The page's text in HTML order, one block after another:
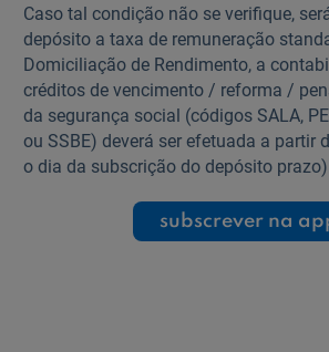
Caso tal condição não se verifique,
depósito a taxa de remuneração
Domiciliação de Rendimento, a
créditos de vencimento / reforma /
da segurança social (códigos SALA,
ou SSBE) deverá ser efetuada a partir
o dia da subscrição do depósito
subscrever na